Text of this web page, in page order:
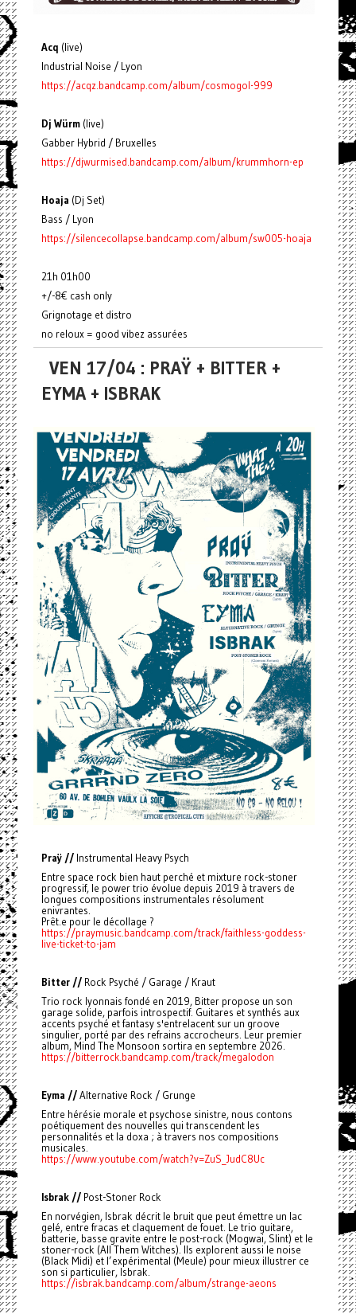
Acq (live)
Industrial Noise / Lyon
https://acqz.bandcamp.com/album/cosmogol-999
Dj Würm(live)
Gabber Hybrid / Bruxelles
https://djwurmised.bandcamp.com/album/krummhorn-ep
Hoaja (Dj Set)
Bass / Lyon
https://silencecollapse.bandcamp.com/album/sw005-hoaja
21h 01h00
+/-8€ cash only
Grignotage et distro
no reloux = good vibez assurées
VEN 17/04 : PRAŸ + BITTER +
EYMA + ISBRAK
Praÿ //Instrumental Heavy Psych
Entre space rock bien haut perché et mixture rock-stoner
progressif, le power trio évolue depuis 2019 à travers de
longues compositions instrumentales résolument
enivrantes.
Prêt.e pour le décollage ?
https://praymusic.bandcamp.com/track/faithless-goddess-
live-ticket-to-jam
Bitter // Rock Psyché / Garage / Kraut
Trio rock lyonnais fondé en 2019, Bitter propose un son
garage solide, parfois introspectif. Guitares et synthés aux
accents psyché et fantasy s'entrelacent sur un groove
singulier, porté par des refrains accrocheurs. Leur premier
album, Mind The Monsoon sortira en septembre 2026.
https://bitterrock.bandcamp.com/track/megalodon
Eyma //Alternative Rock / Grunge
Entre hérésie morale et psychose sinistre, nous contons
poétiquement des nouvelles qui transcendent les
personnalités et la doxa ; à travers nos compositions
musicales.
https://www.youtube.com/watch?v=ZuS_JudC8Uc
Isbrak // Post-Stoner Rock
En norvégien, Isbrak décrit le bruit que peut émettre un lac
gelé, entre fracas et claquement de fouet. Le trio guitare,
batterie, basse gravite entre le post-rock (Mogwai, Slint) et le
stoner-rock (All Them Witches). Ils explorent aussi le noise
(Black Midi) et l’expérimental (Meule) pour mieux illustrer ce
son si particulier, Isbrak.
https://isbrak.bandcamp.com/album/strange-aeons